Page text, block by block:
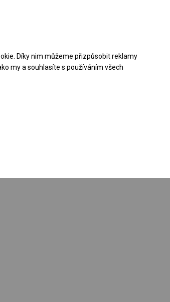
Stáhněte si nabídku PDF
Díky nim můžeme přizpůsobit reklamy
my a souhlasíte s používáním všech